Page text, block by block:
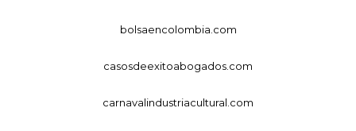
bolsaencolombia.com
casosdeexitoabogados.com
carnavalindustriacultural.com